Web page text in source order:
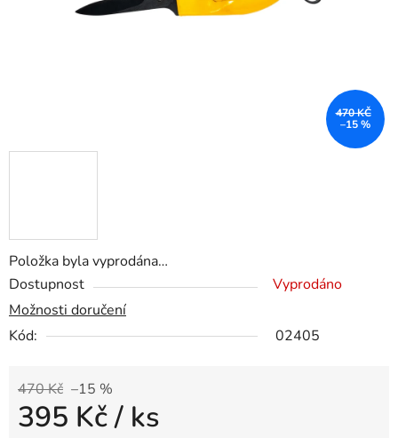
Položka byla vyprodána…
Dostupnost
Vyprodáno
Možnosti doručení
Kód:
02405
470 Kč –15 %
395 Kč/ ks
470 KČ
–15 %